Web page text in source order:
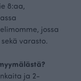
8:aa,
jossa
varasto.
ja 2-